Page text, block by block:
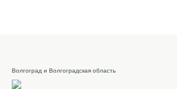
Волгоград и Волгоградская область